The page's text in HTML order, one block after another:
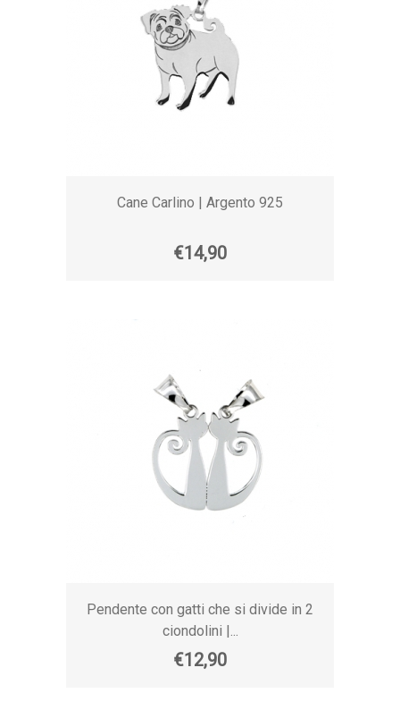
Cane Carlino | Argento 925
€14,90
Pendente con gatti che si divide in 2
ciondolini |...
€12,90